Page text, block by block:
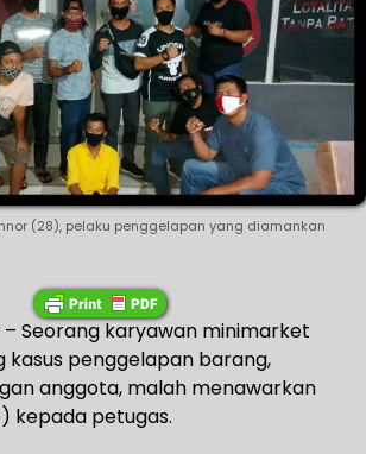
(28), pelaku penggelapan yang diamankan
– Seorang karyawan minimarket
kasus penggelapan barang,
anggota, malah menawarkan
kepada petugas.